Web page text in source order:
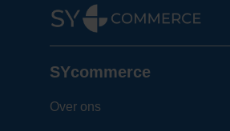
SYcommerce
Over ons